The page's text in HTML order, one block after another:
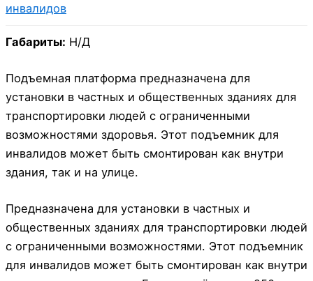
инвалидов
Габариты: Н/Д
Подъемная платформа предназначена для
установки в частных и общественных зданиях для
транспортировки людей с ограниченными
возможностями здоровья. Этот подъемник для
инвалидов может быть смонтирован как внутри
здания, так и на улице.
Предназначена для установки в частных и
общественных зданиях для транспортировки людей
с ограниченными возможностями. Этот подъемник
для инвалидов может быть смонтирован как внутри